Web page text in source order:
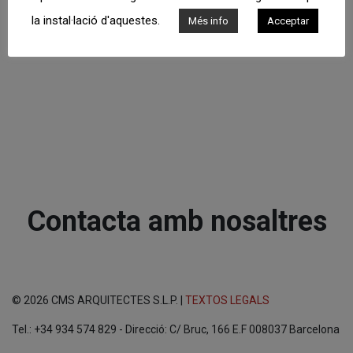
Contacta amb nosaltres
© 2026 CMS ARQUITECTES S.L.P. | TEXTOS LEGALS
Tel.: +34 934 574 829 - Direcció: C/ Bruc, 166 E.F 008037 Barcelona
la instal·lació d'aquestes.
Més info Acceptar